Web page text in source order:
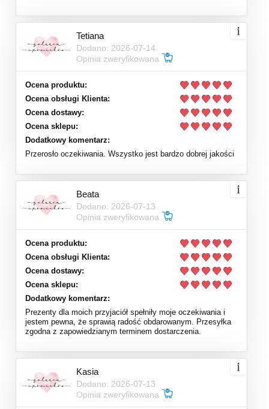
Tetiana
Dodano: 2026-07-14
Opinia zweryfikowana
Ocena produktu:
Ocena obsługi Klienta:
Ocena dostawy:
Ocena sklepu:
Dodatkowy komentarz:
Przerosło oczekiwania. Wszystko jest bardzo dobrej jakości
Beata
Dodano: 2026-07-13
Opinia zweryfikowana
Ocena produktu:
Ocena obsługi Klienta:
Ocena dostawy:
Ocena sklepu:
Dodatkowy komentarz:
Prezenty dla moich przyjaciół spełniły moje oczekiwania i
jestem pewna, że sprawią radość obdarowanym. Przesyłka
zgodna z zapowiedzianym terminem dostarczenia.
Kasia
Dodano: 2026-07-13
Opinia zweryfikowana